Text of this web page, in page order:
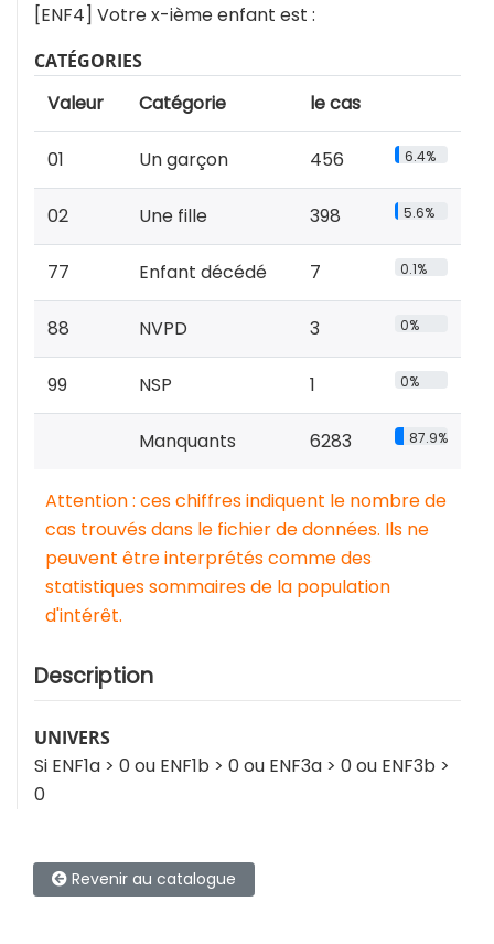
[ENF4] Votre x-ième enfant est :
CATÉGORIES
Valeur Catégorie le cas
01 Un garçon 456 6.4%
02 Une fille 398 5.6%
77 Enfant décédé 7 0.1%
88 NVPD 3 0%
99 NSP 1 0%
Manquants 6283 87.9%
Attention : ces chiffres indiquent le nombre de
cas trouvés dans le fichier de données. Ils ne
peuvent être interprétés comme des
statistiques sommaires de la population
d'intérêt.
Description
UNIVERS
Si ENF1a > 0 ou ENF1b > 0 ou ENF3a > 0 ou ENF3b >
0
Revenir au catalogue